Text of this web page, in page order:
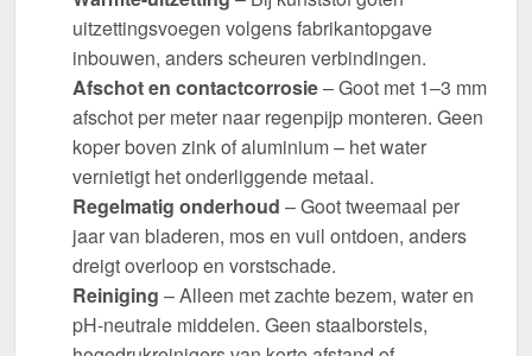
uitzettingsvoegen volgens fabrikantopgave
inbouwen, anders scheuren verbindingen.
Afschot en contactcorrosie– Goot met 1–3 mm
afschot per meter naar regenpijp monteren. Geen
koper boven zink of aluminium – het water
vernietigt het onderliggende metaal.
Regelmatig onderhoud – Goot tweemaal per
jaar van bladeren, mos en vuil ontdoen, anders
dreigt overloop en vorstschade.
Reiniging – Alleen met zachte bezem, water en
pH-neutrale middelen. Geen staalborstels,